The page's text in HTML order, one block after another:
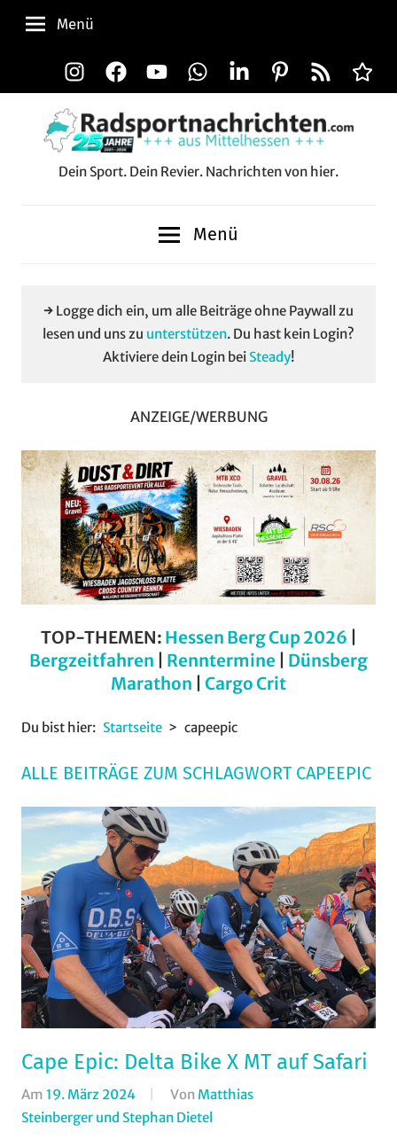
Zum
Inhalt
InstagramFacebookYouTubeWhatsAppLinkedInPinterest
RSS-
Feed
Alle
Menü
Dein Sport. Dein Revier. Nachrichten von hier.
Menü
→ Logge dich ein, um alle Beiträge ohne Paywall zu
lesen und uns zu unterstützen. Du hast kein Login?
Aktiviere dein Login bei Steady!
ANZEIGE/WERBUNG
TOP-THEMEN: Hessen Berg Cup 2026
Bergzeitfahren
Renntermine
Dünsberg
Marathon
Cargo Crit
Du bist hier: Startseite capeepic
ALLE BEITRÄGE ZUM SCHLAGWORT CAPEEPIC
Cape Epic: Delta Bike X MT auf Safari
Am 19. März 2024 Von Matthias
Steinberger und Stephan Dietel